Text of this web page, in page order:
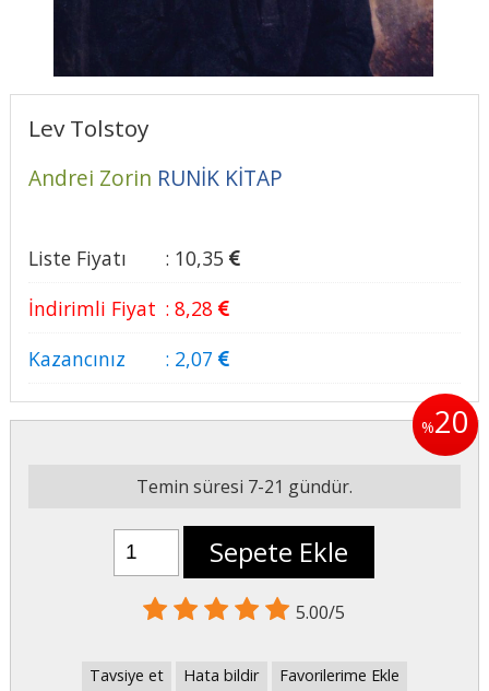
Lev Tolstoy
Andrei Zorin RUNİK KİTAP
Liste Fiyatı : 10,35
İndirimli Fiyat : 8,28
Kazancınız
: 2,07
%20
Temin süresi 7-21 gündür.
Sepete Ekle
5.00/5
Tavsiye et Hata bildir Favorilerime Ekle